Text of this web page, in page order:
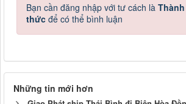
Bạn cần đăng nhập với tư cách là
thức để có thể bình luận
Những tin mới hơn